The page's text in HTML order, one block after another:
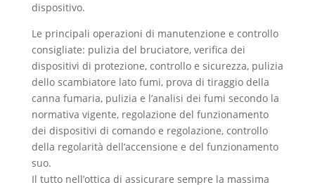
dispositivo.
Le principali operazioni di manutenzione e controllo
consigliate: pulizia del bruciatore, verifica dei
dispositivi di protezione, controllo e sicurezza, pulizia
dello scambiatore lato fumi, prova di tiraggio della
canna fumaria, pulizia e l’analisi dei fumi secondo la
normativa vigente, regolazione del funzionamento
dei dispositivi di comando e regolazione, controllo
della regolarità dell’accensione e del funzionamento
suo.
Il tutto nell’ottica di assicurare sempre la massima